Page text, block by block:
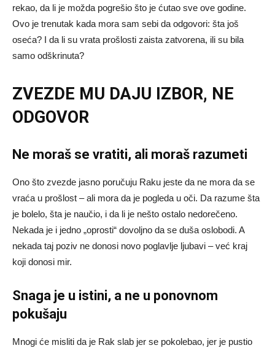
rekao, da li je možda pogrešio što je ćutao sve ove godine.
Ovo je trenutak kada mora sam sebi da odgovori: šta još
oseća? I da li su vrata prošlosti zaista zatvorena, ili su bila
samo odškrinuta?
ZVEZDE MU DAJU IZBOR, NE
ODGOVOR
Ne moraš se vratiti, ali moraš razumeti
Ono što zvezde jasno poručuju Raku jeste da ne mora da se
vraća u prošlost – ali mora da je pogleda u oči. Da razume šta
je bolelo, šta je naučio, i da li je nešto ostalo nedorečeno.
Nekada je i jedno „oprosti“ dovoljno da se duša oslobodi. A
nekada taj poziv ne donosi novo poglavlje ljubavi – već kraj
koji donosi mir.
Snaga je u istini, a ne u ponovnom
pokušaju
Mnogi će misliti da je Rak slab jer se pokolebao, jer je pustio